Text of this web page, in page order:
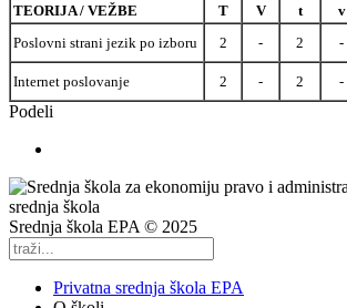
TEORIJA / VEŽBE
T V t v
Poslovni strani jezik po izboru
2 - 2 -
Internet poslovanje 2 - 2 -
Podeli
Srednja škola EPA © 2025
Privatna srednja škola EPA